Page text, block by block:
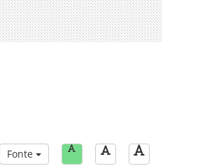
Fonte